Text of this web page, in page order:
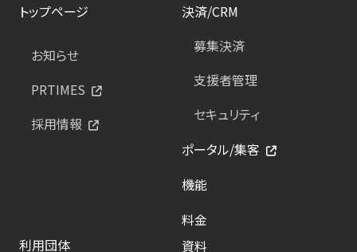
トップページ
お知らせ
PRTIMES
採用情報
決済/CRM
募集決済
支援者管理
セキュリティ
ポータル/集客
機能
料金
利用団体
資料